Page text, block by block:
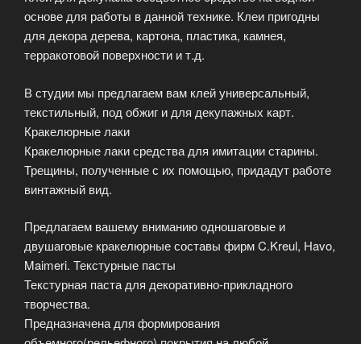
основе для работы в данной технике. Клеи пригодны
для декора дерева, картона, пластика, камнея,
терракотовой поверхности и т.д.
В студии мы предлагаем вам клей универсальный,
текстильный, под обжиг и для декупажных карт.
Кракелюрные лаки
Кракелюрные лаки средства для имитации старины.
Трещины, полученные с их помощью, придадут работе
винтажный вид.
Предлагаем вашему вниманию одношаговые и
двушаговые кракелюрные составы фирм C.Kreul, Havo,
Maimeri. Текстурные пасты
Текстурная паста для декоративно-прикладного
творчества.
Предназначена для формирования